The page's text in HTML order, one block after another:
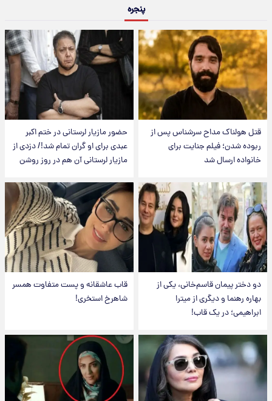
پنجره
قتل هولناک مداح سرشناس پس از
ربوده شدن؛ فیلم جنایت برای
خانواده ارسال شد
حضور مازیار لرستانی در ختم اکبر
عبدی برای او گران تمام شد!/ دزدی از
مازیار لرستانی آن هم در روز روشن
دو دختر پیمان قاسم‌خانی، یکی از
بهاره رهنما و دیگری از میترا
ابراهیمی؛ در یک قاب!
قاب عاشقانه و پست متفاوت همسر
شاهرخ استخری!